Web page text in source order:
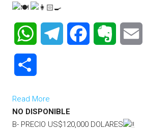
WhatsAppTelegram FacebookEvernote
Read More
NO DISPONIBLE
B- PRECIO US$120,000 DOLARES